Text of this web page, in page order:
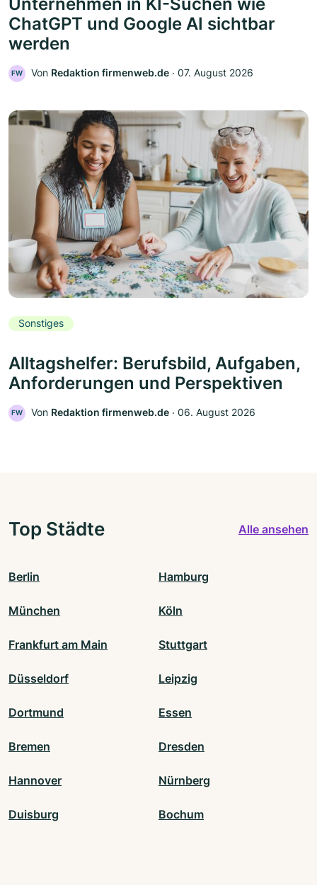
ChatGPT und Google AI sichtbar
werden
FW Von Redaktion firmenweb.de ‧ 07. August 2026
Sonstiges
Alltagshelfer: Berufsbild, Aufgaben,
Anforderungen und Perspektiven
FW Von Redaktion firmenweb.de ‧ 06. August 2026
Top Städte Alle ansehen
Berlin Hamburg
München Köln
Frankfurt am Main Stuttgart
Düsseldorf Leipzig
Dortmund Essen
Bremen Dresden
Hannover Nürnberg
Duisburg Bochum